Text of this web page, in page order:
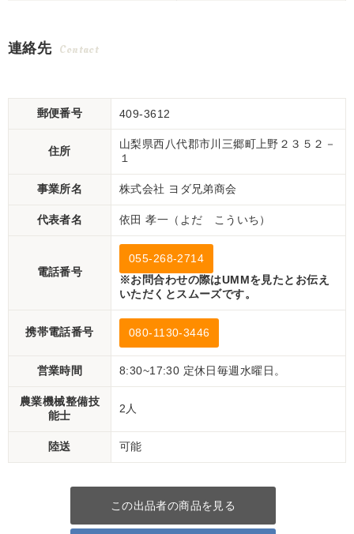
連絡先 Contact
郵便番号 409-3612
住所
山梨県西八代郡市川三郷町上野２３５２－
１
事業所名 株式会社 ヨダ兄弟商会
代表者名 依田 孝一（よだ こういち）
電話番号
055-268-2714
※お問合わせの際はUMMを見たとお伝え
いただくとスムーズです。
携帯電話番号 080-1130-3446
営業時間 8:30~17:30 定休日毎週水曜日。
農業機械整備技
能士
2人
陸送 可能
この出品者の商品を見る